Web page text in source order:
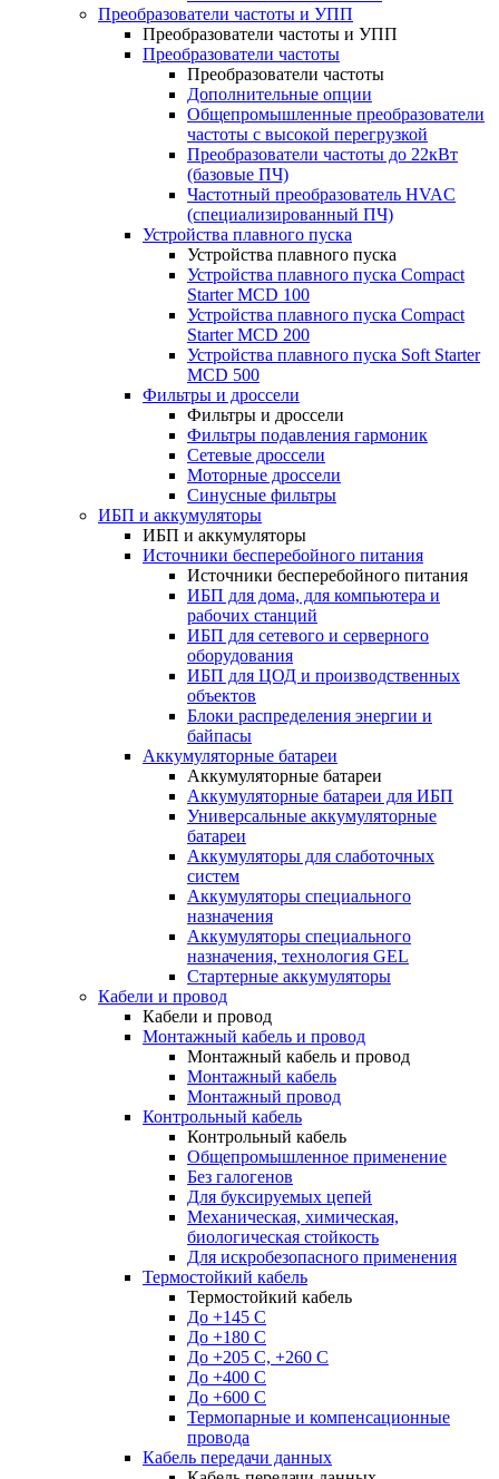
Преобразователи частоты и УПП
Преобразователи частоты и УПП
Преобразователи частоты
Преобразователи частоты
Дополнительные опции
Общепромышленные преобразователи
частоты с высокой перегрузкой
Преобразователи частоты до 22кВт
(базовые ПЧ)
Частотный преобразователь HVAC
(специализированный ПЧ)
Устройства плавного пуска
Устройства плавного пуска
Устройства плавного пуска Compact
Starter MCD 100
Устройства плавного пуска Compact
Starter MCD 200
Устройства плавного пуска Soft Starter
MCD 500
Фильтры и дроссели
Фильтры и дроссели
Фильтры подавления гармоник
Сетевые дроссели
Моторные дроссели
Синусные фильтры
ИБП и аккумуляторы
ИБП и аккумуляторы
Источники бесперебойного питания
Источники бесперебойного питания
ИБП для дома, для компьютера и
рабочих станций
ИБП для сетевого и серверного
оборудования
ИБП для ЦОД и производственных
объектов
Блоки распределения энергии и
байпасы
Аккумуляторные батареи
Аккумуляторные батареи
Аккумуляторные батареи для ИБП
Универсальные аккумуляторные
батареи
Аккумуляторы для слаботочных
систем
Аккумуляторы специального
назначения
Аккумуляторы специального
назначения, технология GEL
Стартерные аккумуляторы
Кабели и провод
Кабели и провод
Монтажный кабель и провод
Монтажный кабель и провод
Монтажный кабель
Монтажный провод
Контрольный кабель
Контрольный кабель
Общепромышленное применение
Без галогенов
Для буксируемых цепей
Механическая, химическая,
биологическая стойкость
Для искробезопасного применения
Термостойкий кабель
Термостойкий кабель
До +145 С
До +180 C
До +205 С, +260 С
До +400 C
До +600 С
Термопарные и компенсационные
провода
Кабель передачи данных